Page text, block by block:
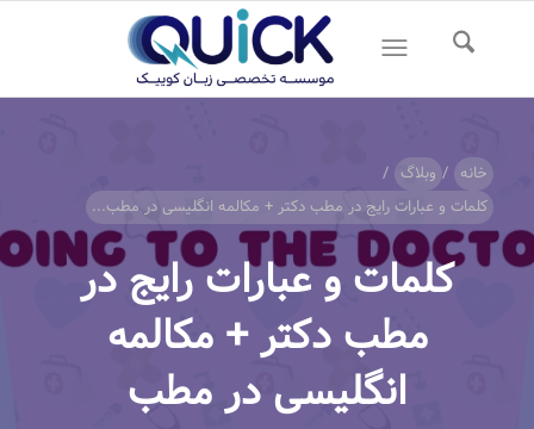
خانه / وبلاگ /
کلمات و عبارات رایج در مطب دکتر + مکالمه انگلیسی در مطب...
کلمات و عبارات رایج در
مطب دکتر + مکالمه
انگلیسی در مطب